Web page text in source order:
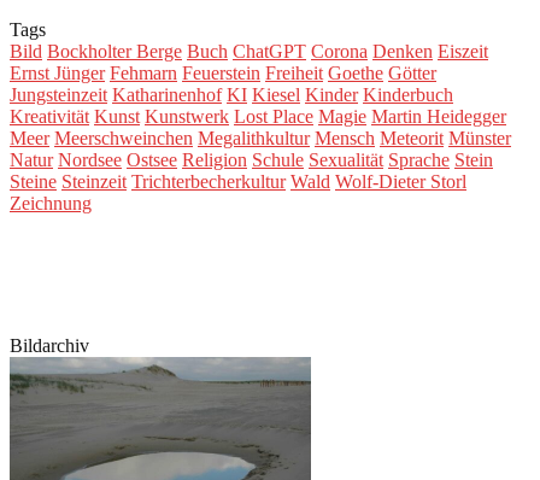
Tags
Bild Bockholter Berge Buch ChatGPT Corona Denken Eiszeit
Ernst Jünger Fehmarn Feuerstein Freiheit Goethe Götter
Jungsteinzeit Katharinenhof KI Kiesel Kinder Kinderbuch
Kreativität Kunst Kunstwerk Lost Place Magie Martin Heidegger
Meer Meerschweinchen Megalithkultur Mensch Meteorit Münster
Natur Nordsee Ostsee Religion Schule Sexualität Sprache Stein
Steine Steinzeit Trichterbecherkultur Wald Wolf-Dieter Storl
Zeichnung
Bildarchiv